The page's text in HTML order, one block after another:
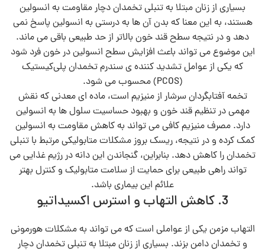
بسیاری از زنان مبتلا به تنبلی تخمدان دچار مقاومت به انسولین
هستند، به این معنا که بدن آن‌ ها به درستی به انسولین پاسخ نمی‌
دهد و در نتیجه سطح قند خون بالاتر از حد طبیعی باقی می‌ ماند.
این موضوع می‌ تواند باعث افزایش سطح انسولین در خون فرد شود
که یکی از عوامل تشدید کننده‌ ی سندرم تخمدان پلی‌کیستیک
(PCOS) محسوب می‌ شود.
تخمه آفتابگردان سرشار از منیزیم است، ماده‌ ای معدنی که نقش
مهمی در تنظیم قند خون و بهبود حساسیت سلول‌ ها به انسولین
دارد. مصرف منیزیم کافی می‌ تواند به کاهش مقاومت به انسولین
کمک کرده و در نتیجه، ریسک بروز مشکلات متابولیکی مرتبط با تنبلی
تخمدان را کاهش دهد. بنابراین، گنجاندن این دانه در رژیم غذایی می‌
تواند راهی طبیعی برای حمایت از سلامت متابولیک و کنترل بهتر
علائم این بیماری باشد.
3. کاهش التهاب و استرس اکسیداتیو
التهاب مزمن یکی از عواملی است که می‌ تواند به مشکلات هورمونی
و تخمدان دامن بزند. بسیاری از زنان مبتلا به تنبلی تخمدان دچار